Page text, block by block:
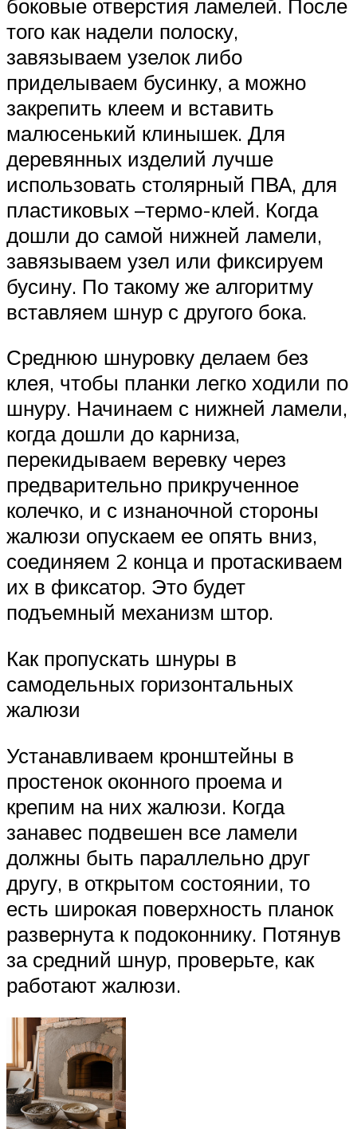
боковые отверстия ламелей. После
того как надели полоску,
завязываем узелок либо
приделываем бусинку, а можно
закрепить клеем и вставить
малюсенький клинышек. Для
деревянных изделий лучше
использовать столярный ПВА, для
пластиковых –термо-клей. Когда
дошли до самой нижней ламели,
завязываем узел или фиксируем
бусину. По такому же алгоритму
вставляем шнур с другого бока.
Среднюю шнуровку делаем без
клея, чтобы планки легко ходили по
шнуру. Начинаем с нижней ламели,
когда дошли до карниза,
перекидываем веревку через
предварительно прикрученное
колечко, и с изнаночной стороны
жалюзи опускаем ее опять вниз,
соединяем 2 конца и протаскиваем
их в фиксатор. Это будет
подъемный механизм штор.
Как пропускать шнуры в
самодельных горизонтальных
жалюзи
Устанавливаем кронштейны в
простенок оконного проема и
крепим на них жалюзи. Когда
занавес подвешен все ламели
должны быть параллельно друг
другу, в открытом состоянии, то
есть широкая поверхность планок
развернута к подоконнику. Потянув
за средний шнур, проверьте, как
работают жалюзи.